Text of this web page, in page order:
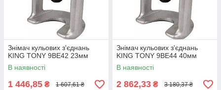
Знімач кульових з'єднань
KING TONY 9BE42 23мм
В наявності
1 446,85 ₴ 1 607,61 ₴
Знімач кульових з'єднань
KING TONY 9BE44 40мм
В наявності
2 862,33 ₴ 3 180,37 ₴